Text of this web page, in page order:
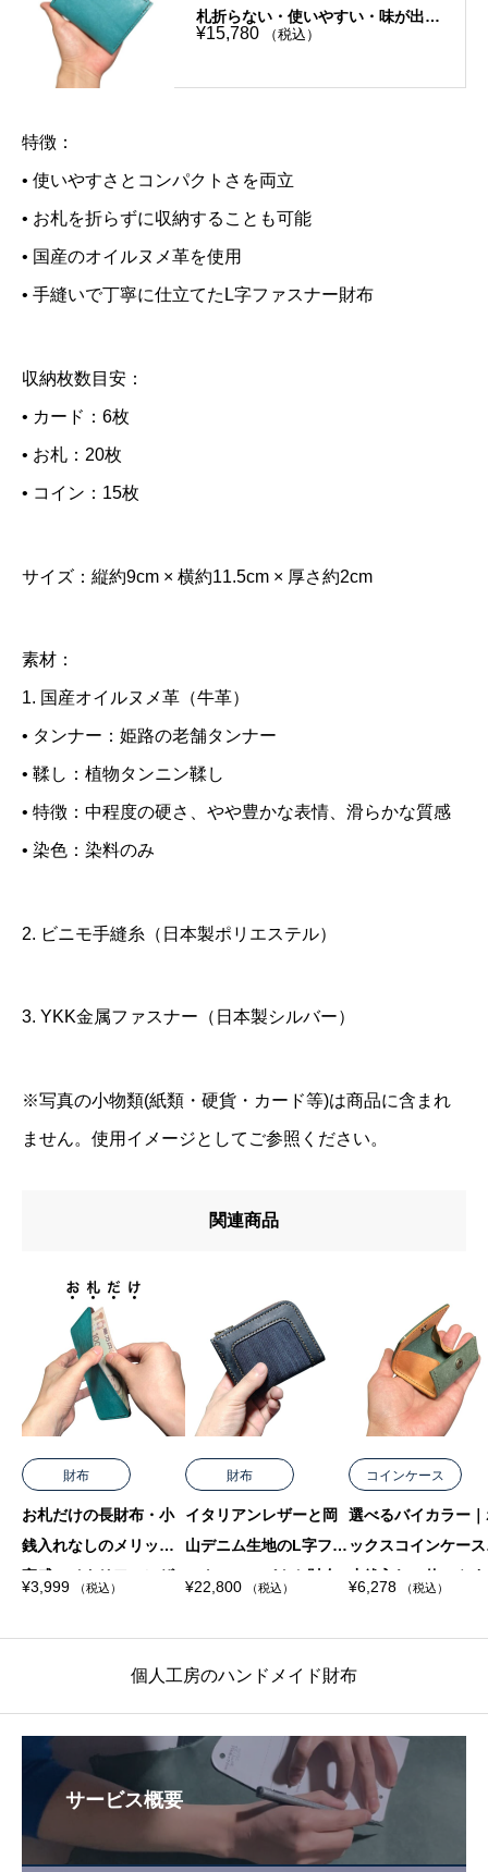
札折らない・使いやすい・味が出る
4色のイタリアンレザー
¥15,780 （税込）
特徴：
• 使いやすさとコンパクトさを両立
• お札を折らずに収納することも可能
• 国産のオイルヌメ革を使用
• 手縫いで丁寧に仕立てたL字ファスナー財布
収納枚数目安：
• カード：6枚
• お札：20枚
• コイン：15枚
サイズ：縦約9cm × 横約11.5cm × 厚さ約2cm
素材：
1. 国産オイルヌメ革（牛革）
• タンナー：姫路の老舗タンナー
• 鞣し：植物タンニン鞣し
• 特徴：中程度の硬さ、やや豊かな表情、滑らかな質感
• 染色：染料のみ
2. ビニモ手縫糸（日本製ポリエステル）
3. YKK金属ファスナー（日本製シルバー）
※写真の小物類(紙類・硬貨・カード等)は商品に含まれ
ません。使用イメージとしてご参照ください。
関連商品
財布
お札だけの長財布・小
銭入れなしのメリット
実感・イタリアンレザ
モデル
¥3,999 （税込）
財布
イタリアンレザーと岡
山デニム生地のL字ファ
スナーコンパクト財布
性的
¥22,800 （税込）
コインケース
選べるバイカラー
ックスコインケー
小銭入れの使いや
ザー・手縫い
¥6,278 （税込）
個人工房のハンドメイド財布
サービス概要